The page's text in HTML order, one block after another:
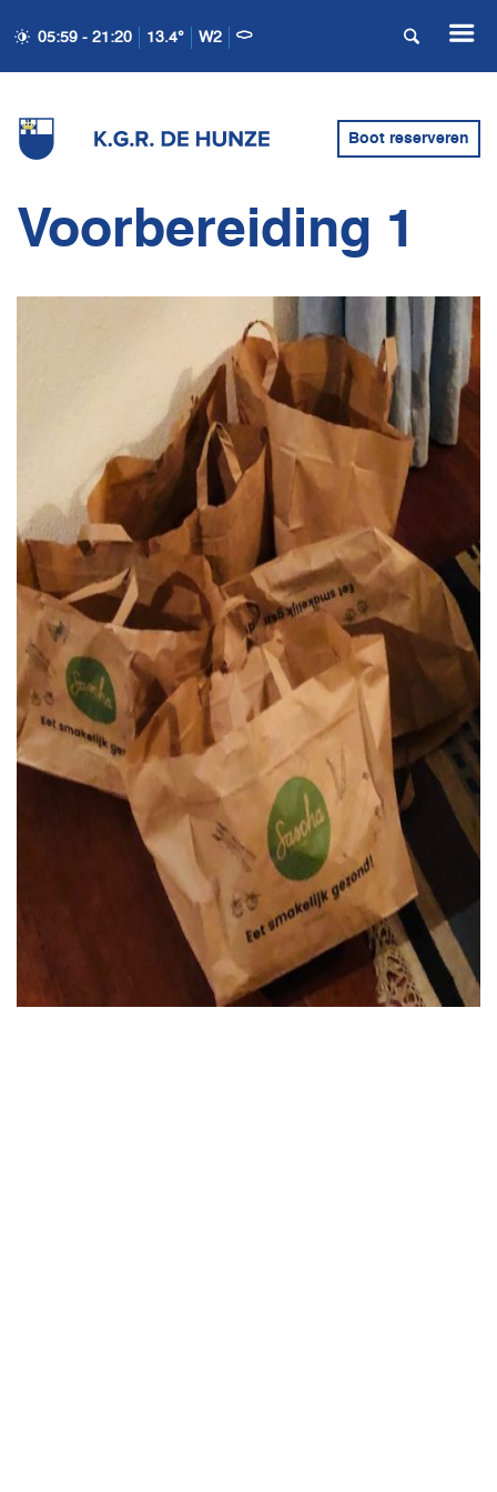
05:59 - 21:20 13.4° W2
Boot reserveren
Voorbereiding 1